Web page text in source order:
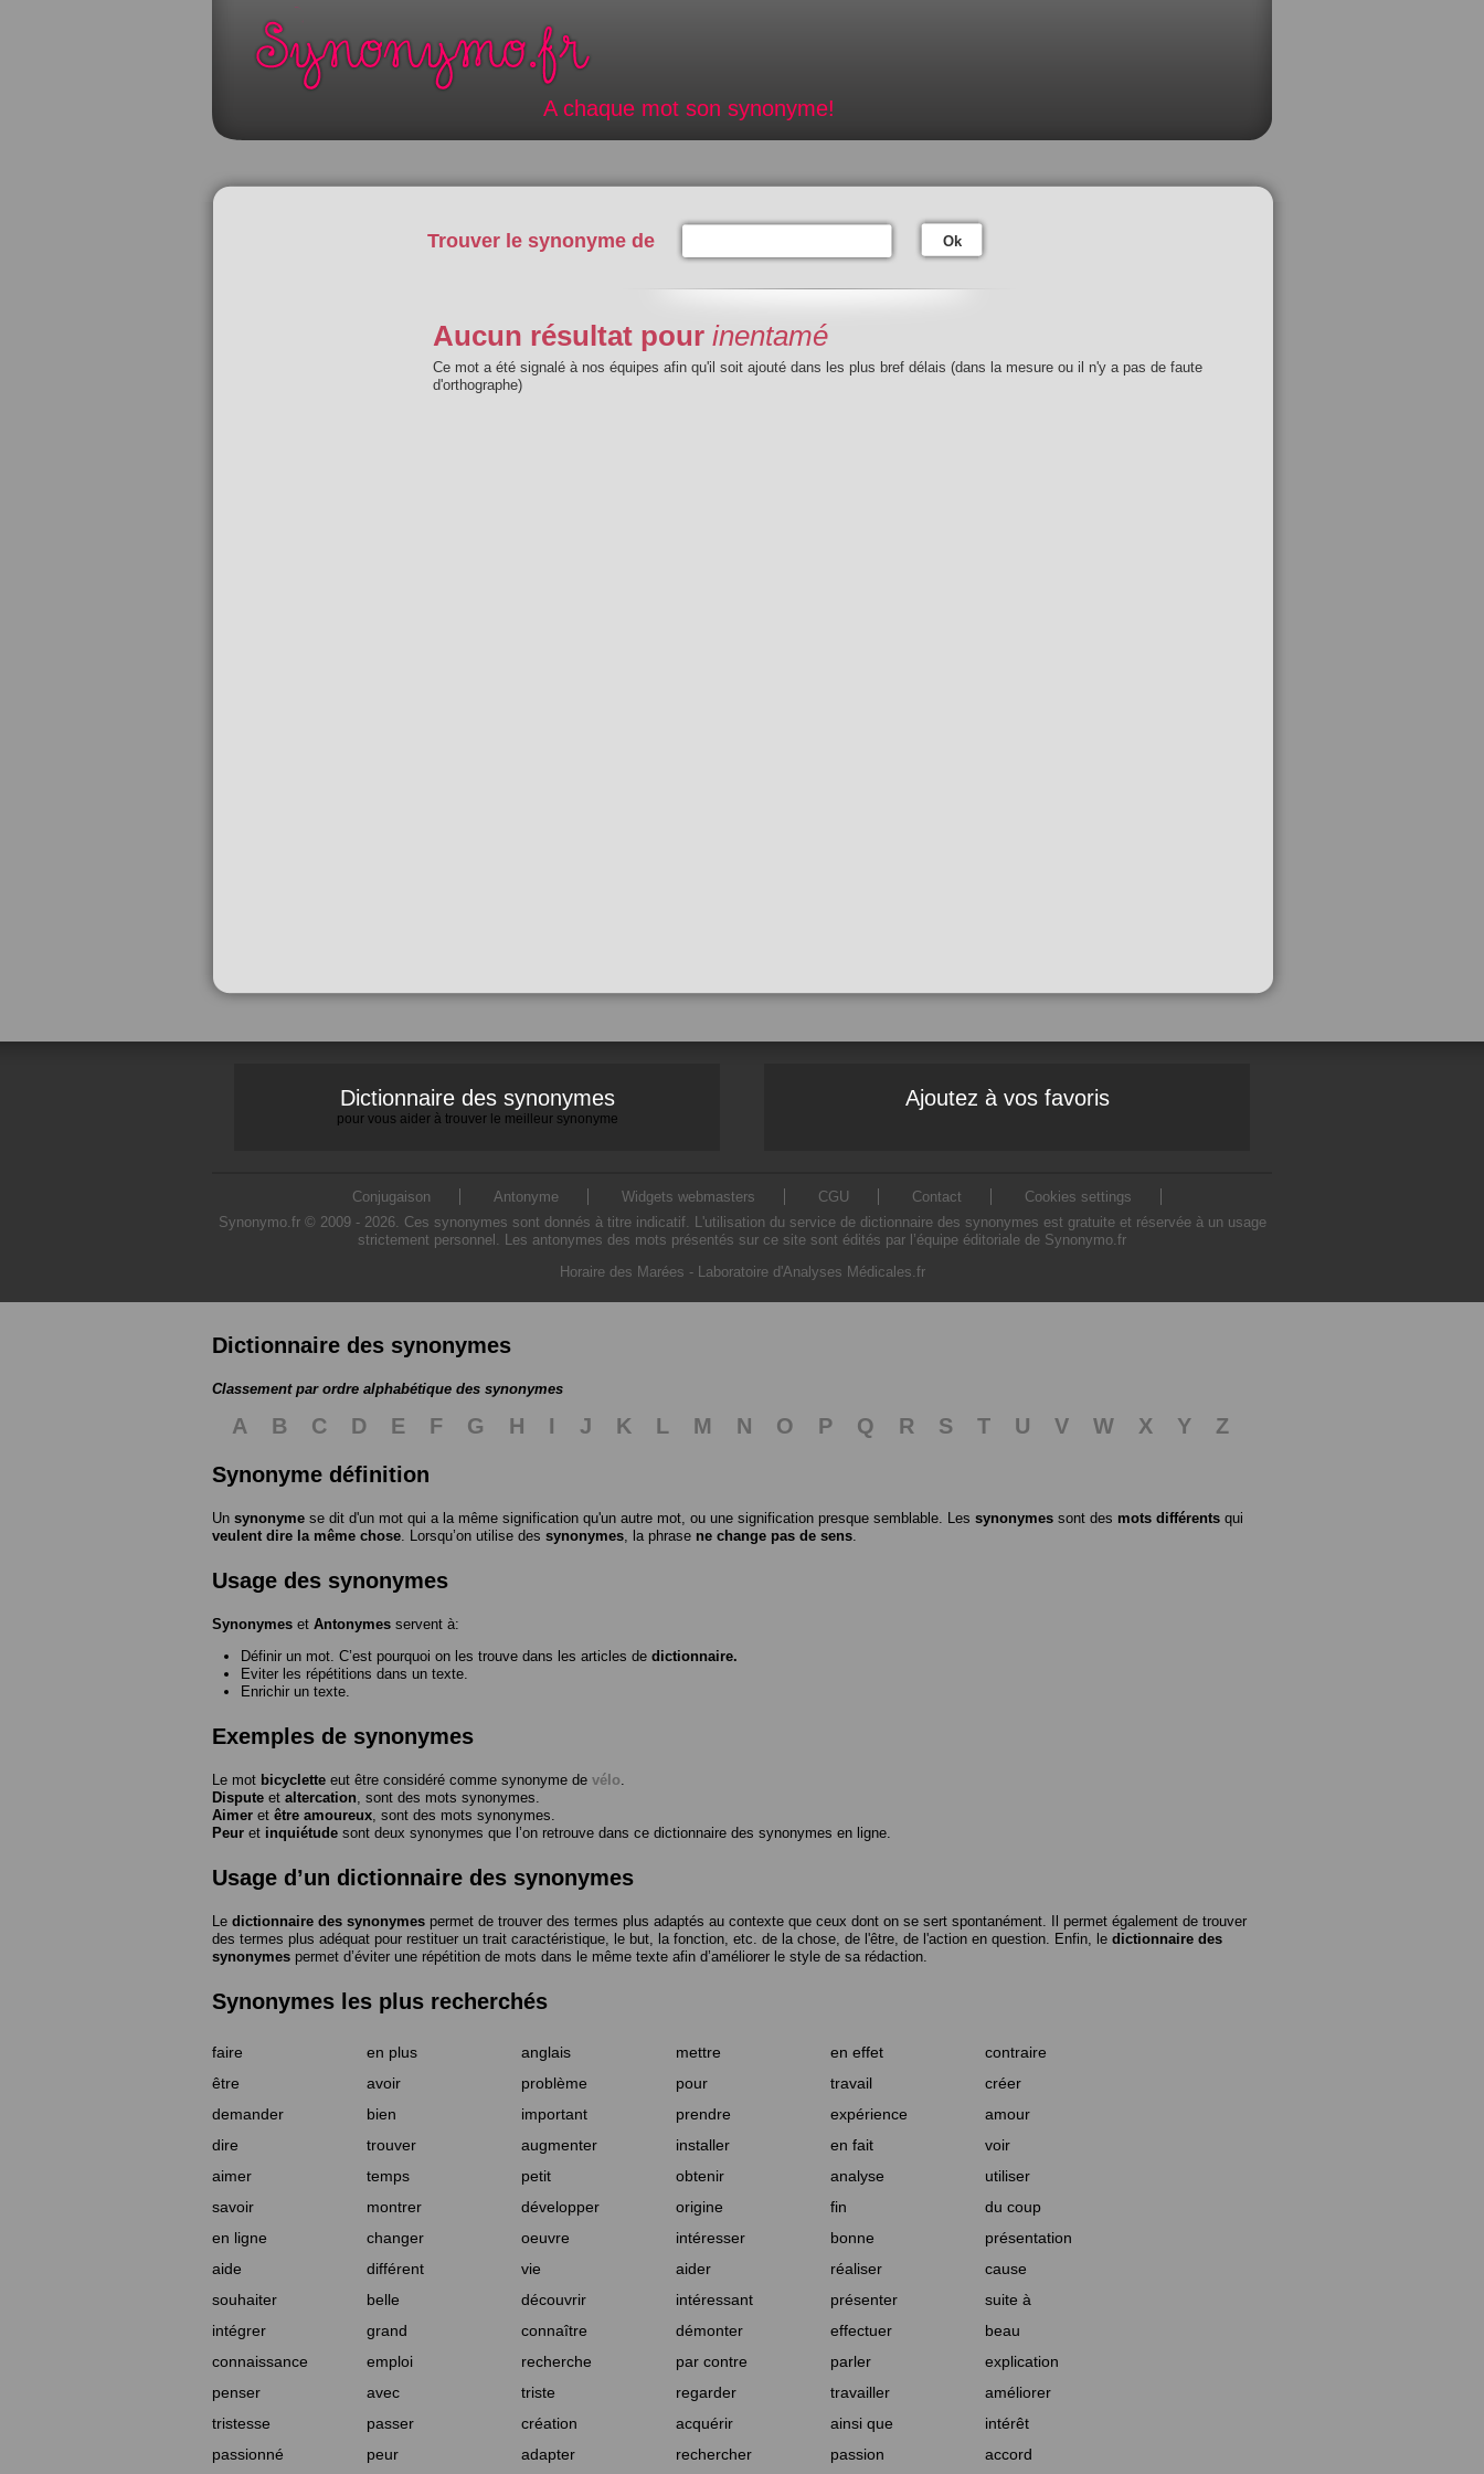
A chaque mot son synonyme!
Trouver le synonyme de Ok
Aucun résultat pour inentamé
Ce mot a été signalé à nos équipes afin qu'il soit ajouté dans les plus bref délais (dans la mesure ou il n'y a pas de faute
d'orthographe)
Dictionnaire des synonymes
pour vous aider à trouver le meilleur synonyme
Ajoutez à vos favoris
Conjugaison Antonyme Widgets webmasters CGU Contact
Cookies settings
Synonymo.fr © 2009 - 2026. Ces synonymes sont donnés à titre indicatif. L'utilisation du service de dictionnaire des synonymes est gratuite et réservée à un usage
strictement personnel. Les antonymes des mots présentés sur ce site sont édités par l’équipe éditoriale de Synonymo.fr
Horaire des Marées - Laboratoire d'Analyses Médicales.fr
Dictionnaire des synonymes
Classement par ordre alphabétique des synonymes
A B C D E F G H I J K L M N O P Q R S T U V W X Y
Z
Synonyme définition
Un synonyme se dit d'un mot qui a la même signification qu'un autre mot, ou une signification presque semblable. Les synonymes sont des mots différents qui
veulent dire la même chose . Lorsqu’on utilise des synonymes , la phrase ne change pas de sens
Usage des synonymes
Synonymes et Antonymes servent à:
Définir un mot. C’est pourquoi on les trouve dans les articles de dictionnaire.
Eviter les répétitions dans un texte.
Enrichir un texte.
Exemples de synonymes
Le mot bicyclette eut être considéré comme synonyme de vélo
Dispute et altercation , sont des mots synonymes.
Aimer et être amoureux , sont des mots synonymes.
Peur et inquiétude sont deux synonymes que l’on retrouve dans ce dictionnaire des synonymes en ligne.
Usage d’un dictionnaire des synonymes
Le dictionnaire des synonymes permet de trouver des termes plus adaptés au contexte que ceux dont on se sert spontanément. Il permet également de trouver
des termes plus adéquat pour restituer un trait caractéristique, le but, la fonction, etc. de la chose, de l'être, de l'action en question. Enfin, le dictionnaire des
synonymes permet d’éviter une répétition de mots dans le même texte afin d’améliorer le style de sa rédaction.
Synonymes les plus recherchés
faire en plus anglais mettre en effet
contraire
être
avoir problème pour travail
créer
demander
bien important prendre expérience
amour
dire
trouver augmenter installer en fait
voir
aimer
temps petit obtenir analyse
utiliser
savoir
montrer développer origine fin
du coup
en ligne
changer oeuvre intéresser bonne
présentation
aide
différent vie aider réaliser
cause
souhaiter
belle découvrir intéressant présenter
suite à
intégrer
grand connaître démonter effectuer
beau
connaissance
emploi recherche par contre parler
explication
penser
avec triste regarder travailler
améliorer
tristesse
passer création acquérir ainsi que
intérêt
passionné
peur adapter rechercher passion accord